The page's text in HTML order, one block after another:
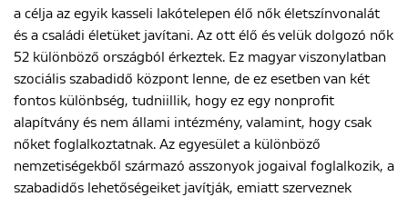
a célja az egyik kasseli lakótelepen élő nők életszínvonalát
és a családi életüket javítani. Az ott élő és velük dolgozó nők
52 különböző országból érkeztek. Ez magyar viszonylatban
szociális szabadidő központ lenne, de ez esetben van két
fontos különbség, tudniillik, hogy ez egy nonprofit
alapítvány és nem állami intézmény, valamint, hogy csak
nőket foglalkoztatnak. Az egyesület a különböző
nemzetiségekből származó asszonyok jogaival foglalkozik, a
szabadidős lehetőségeiket javítják, emiatt szerveznek